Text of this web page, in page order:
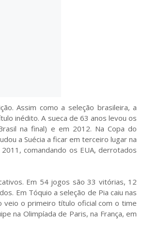
Assim como a seleção brasileira, a
inédito. A sueca de 63 anos levou os
na final) e em 2012. Na Copa do
a Suécia a ficar em terceiro lugar na
comandando os EUA, derrotados
Em 54 jogos são 33 vitórias, 12
Em Tóquio a seleção de Pia caiu nas
veio o primeiro título oficial com o time
na Olimpíada de Paris, na França, em